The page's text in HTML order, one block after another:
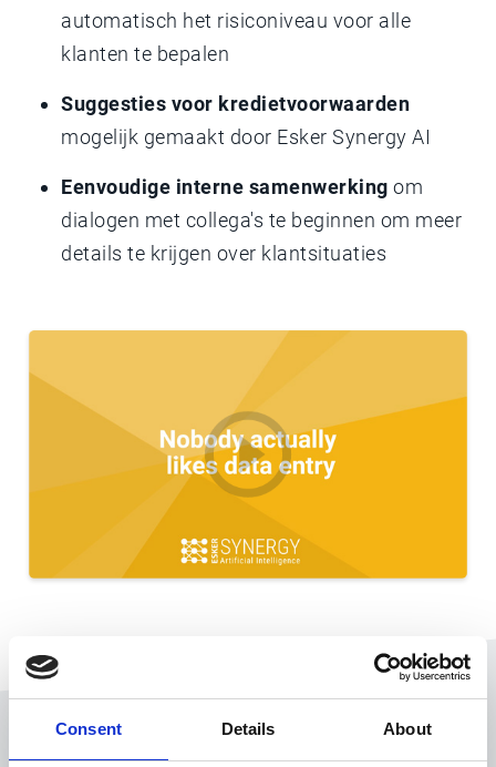
Consent Details About
automatisch het risiconiveau voor alle
klanten te bepalen
Suggesties voor kredietvoorwaarden
mogelijk gemaakt door Esker Synergy AI
Eenvoudige interne samenwerking om
dialogen met collega's te beginnen om meer
details te krijgen over klantsituaties